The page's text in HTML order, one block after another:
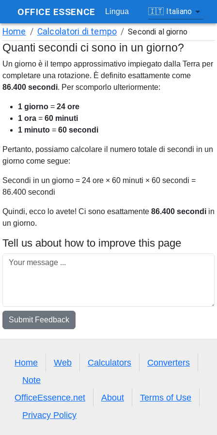
OFFICE ESSENCE Lingua 🇮🇹 Italiano
Home / Calcolatori di tempo / Secondi al giorno
Quanti secondi ci sono in un giorno?
Un giorno è il tempo approssimativo impiegato dalla Terra per
completare una rotazione. È definito esattamente come
86.400 secondi. Per scomporlo ulteriormente:
1 giorno = 24 ore
1 ora = 60 minuti
1 minuto = 60 secondi
Pertanto, possiamo calcolare il numero totale di secondi in un
giorno come segue:
Secondi in un giorno = 24 ore × 60 minuti × 60 secondi =
86.400 secondi
Quindi, ecco lo avete! Ci sono esattamente 86.400 secondi in
un giorno.
Tell us about how to improve this page
Submit Feedback
Home Web Calculators
Converters
Note
OfficeEssence.net
About
Terms of Use
Privacy Policy